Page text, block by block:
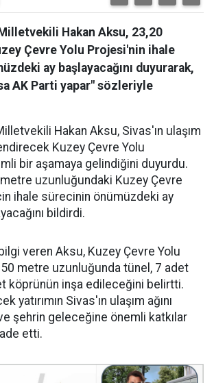
Hakan Aksu, 23,20
Çevre Yolu Projesi'nin ihale
ay başlayacağını duyurarak,
AK Parti yapar" sözleriyle
Hakan Aksu, Sivas'ın ulaşım
Kuzey Çevre Yolu
bir aşamaya gelindiğini duyurdu.
uzunluğundaki Kuzey Çevre
ihale sürecinin önümüzdeki ay
bildirdi.
veren Aksu, Kuzey Çevre Yolu
metre uzunluğunda tünel, 7 adet
köprünün inşa edileceğini belirtti.
yatırımın Sivas'ın ulaşım ağını
şehrin geleceğine önemli katkılar
etti.